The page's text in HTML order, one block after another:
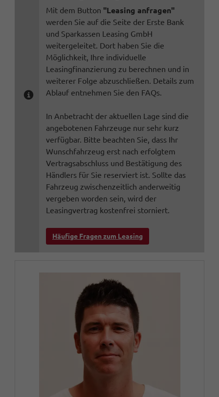
Mit dem Button "Leasing anfragen"
werden Sie auf die Seite der Erste Bank
und Sparkassen Leasing GmbH
weitergeleitet. Dort haben Sie die
Möglichkeit, Ihre individuelle
Leasingfinanzierung zu berechnen und in
weiterer Folge abzuschließen. Details zum
Ablauf entnehmen Sie den FAQs.
In Anbetracht der aktuellen Lage sind die
angebotenen Fahrzeuge nur sehr kurz
verfügbar. Bitte beachten Sie, dass Ihr
Wunschfahrzeug erst nach erfolgtem
Vertragsabschluss und Bestätigung des
Händlers für Sie reserviert ist. Sollte das
Fahrzeug zwischenzeitlich anderweitig
vergeben worden sein, wird der
Leasingvertrag kostenfrei storniert.
Häufige Fragen zum Leasing